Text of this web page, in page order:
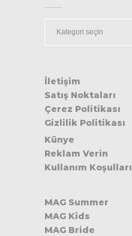
İletişim
Satış Noktaları
Çerez Politikası
Gizlilik Politikası
Künye
Reklam Verin
Kullanım Koşulları
MAG Summer
MAG Kids
MAG Bride